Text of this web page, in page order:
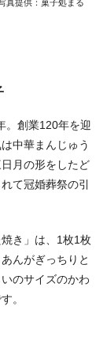
真提供：菓子処まる
。創業120年を迎
中華まんじゅう
月の形をしたど
て冠婚葬祭の引
き」は、1枚1枚
んがぎっちりと
のサイズのかわ
。